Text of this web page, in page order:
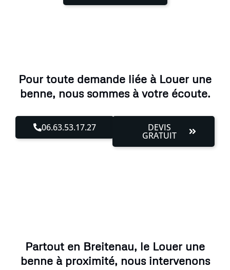
Pour toute demande liée à Louer une
benne, nous sommes à votre écoute.
06.63.53.17.27 DEVIS
GRATUIT
Partout en Breitenau, le Louer une
benne à proximité, nous intervenons